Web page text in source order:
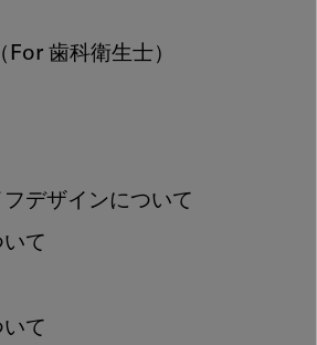
（For 歯科衛生士）
デザインについて
て
て